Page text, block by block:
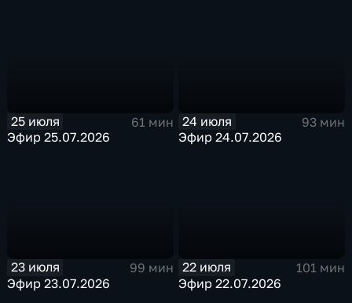
25 июля
61 мин
Эфир 25.07.2026
24 июля
93 мин
Эфир 24.07.2026
23 июля
99 мин
Эфир 23.07.2026
22 июля
101 мин
Эфир 22.07.2026